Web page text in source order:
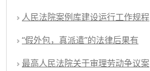
人民法院案例库建设运行工作规程
“假外包，真派遣”的法律后果有
最高人民法院关于审理劳动争议案